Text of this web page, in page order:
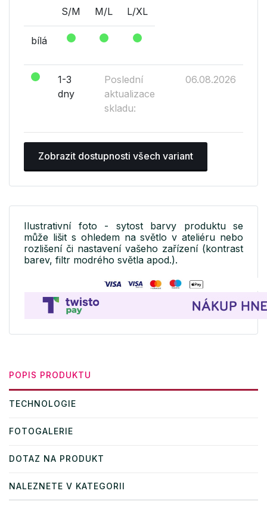
S/M M/L L/XL
bílá
1-3
dny
Poslední
aktualizace
skladu:
06.08.2026
Zobrazit dostupnosti všech variant
Ilustrativní foto - sytost barvy produktu se
může lišit s ohledem na světlo v ateliéru nebo
rozlišení či nastavení vašeho zařízení (kontrast
barev, filtr modrého světla apod.).
POPIS PRODUKTU
TECHNOLOGIE
FOTOGALERIE
DOTAZ NA PRODUKT
NALEZNETE V KATEGORII